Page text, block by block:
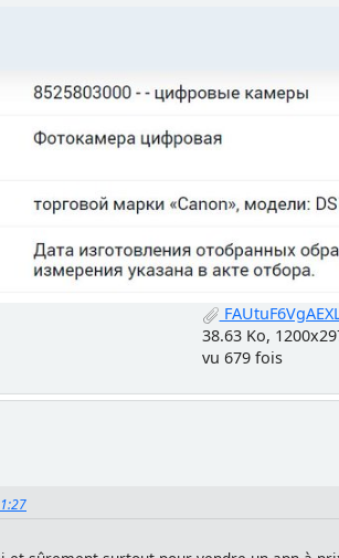
38.63 Ko,
vu 679 fois